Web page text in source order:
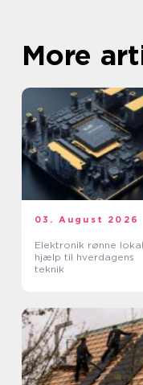
More
03. August 2026
Elektronik rønne lokal
hjælp til hverdagens
teknik